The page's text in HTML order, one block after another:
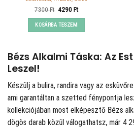
7300Ft Original
was:
7300 Ft.
4290FtCurrent
KOSÁRBA TESZEM
Bézs Alkalmi Táska: Az
Leszel!
Készülj a bulira, randira vagy az
ami garantáltan a szetted fénypontja
kollekciójában most elképesztő Bézs
dögös darab közül válogathatsz, már 4